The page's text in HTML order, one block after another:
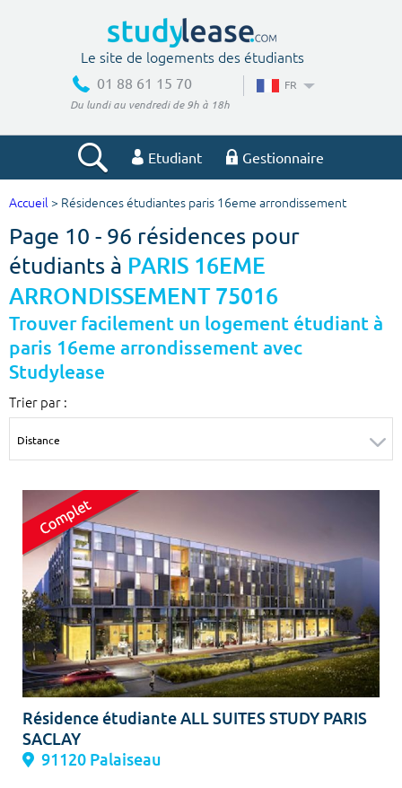
Le site de logements des étudiants
01 88 61 15 70
Du lundi au vendredi de 9h à 18h
FR
Etudiant Gestionnaire
Votre recherche
Ville, école
Budget min Budget max
Surface min
m²
Surface max
m²
Type de location
Colocation
Votre date d'entrée
Chercher
Accueil > Résidences étudiantes paris 16eme arrondissement
Page 10 - 96 résidences pour
étudiants à PARIS 16EME
ARRONDISSEMENT 75016
Trouver facilement un logement étudiant à
paris 16eme arrondissement avec
Studylease
Trier par :
Résidence étudiante ALL SUITES STUDY PARIS
SACLAY
91120 Palaiseau